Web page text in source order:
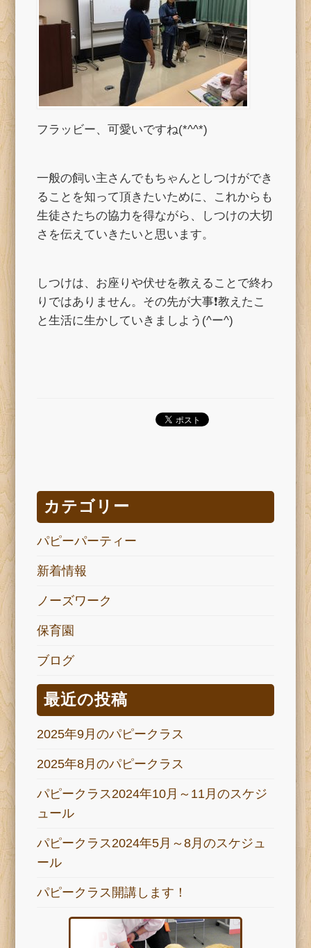
フラッビー、可愛いですね(*^^*)
一般の飼い主さんでもちゃんとしつけができ
ることを知って頂きたいために、これからも
生徒さたちの協力を得ながら、しつけの大切
さを伝えていきたいと思います。
しつけは、お座りや伏せを教えることで終わ
りではありません。その先が大事❗教えたこ
と生活に生かしていきましよう(^ー^)
カテゴリー
パピーパーティー
新着情報
ノーズワーク
保育園
ブログ
最近の投稿
2025年9月のパピークラス
2025年8月のパピークラス
パピークラス2024年10月～11月のスケジ
ュール
パピークラス2024年5月～8月のスケジュ
ール
パピークラス開講します！